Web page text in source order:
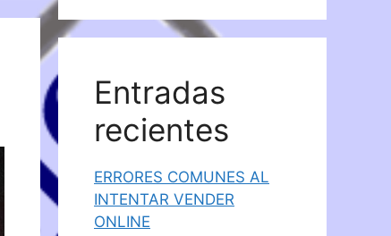
Entradas
recientes
ERRORES COMUNES AL
INTENTAR VENDER
ONLINE